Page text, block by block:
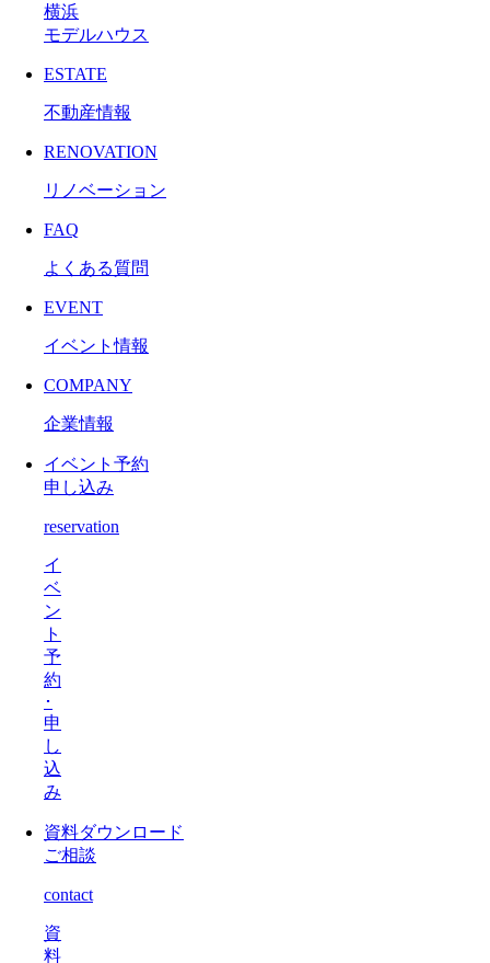
横浜
モデルハウス
ESTATE
不動産情報
RENOVATION
リノベーション
FAQ
よくある質問
EVENT
イベント情報
COMPANY
企業情報
イベント予約
申し込み
reservation
イ
ベ
ン
ト
予
約
･
申
し
込
み
資料ダウンロード
ご相談
contact
資
料